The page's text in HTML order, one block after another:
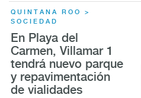
QUINTANA ROO >
SOCIEDAD
En Playa del
Carmen, Villamar 1
tendrá nuevo parque
y repavimentación
de vialidades